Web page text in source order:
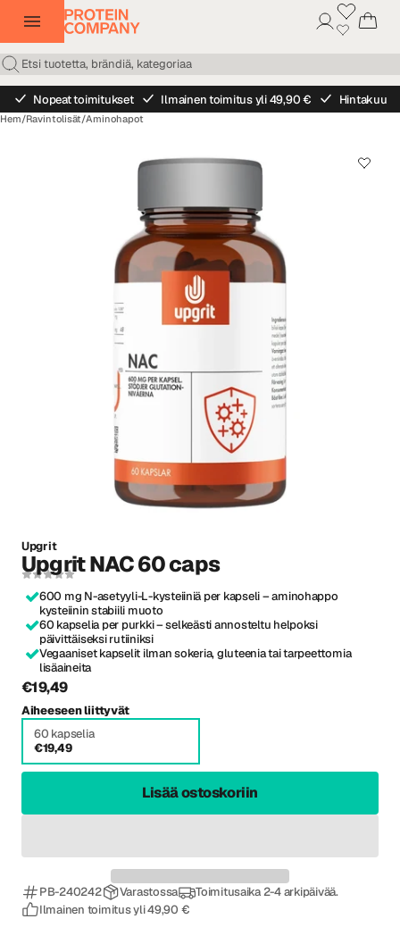
Nopeat toimitukset Ilmainen toimitus yli 49,90 € Hintakuu
Hem/Ravintolisät/Aminohapot
Upgrit
Upgrit NAC 60 caps
600 mg N-asetyyli-L-kysteiiniä per kapseli – aminohappo
kysteiinin stabiili muoto
60 kapselia per purkki – selkeästi annosteltu helpoksi
päivittäiseksi rutiiniksi
Vegaaniset kapselit ilman sokeria, gluteenia tai tarpeettomia
lisäaineita
€19,49
Aiheeseen liittyvät
60 kapselia
€19,49
Lisää ostoskoriin
PB-240242 Varastossa
Toimitusaika 2-4 arkipäivää.
Ilmainen toimitus yli 49,90 €